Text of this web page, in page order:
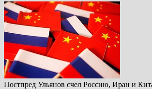
Постпред Ульянов счел Россию, Иран и